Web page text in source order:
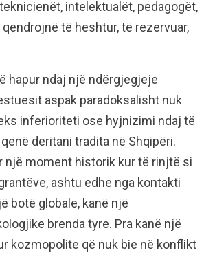
intelektualët, pedagogët,
të heshtur, të rezervuar,
hapur ndaj një ndërgjegjeje
aspak paradoksalisht nuk
inferioriteti ose hyjnizimi ndaj të
deritani tradita në Shqipëri.
një moment historik kur të rinjtë si
ashtu edhe nga kontakti
botë globale, kanë një
brenda tyre. Pra kanë një
kozmopolite që nuk bie në konflikt